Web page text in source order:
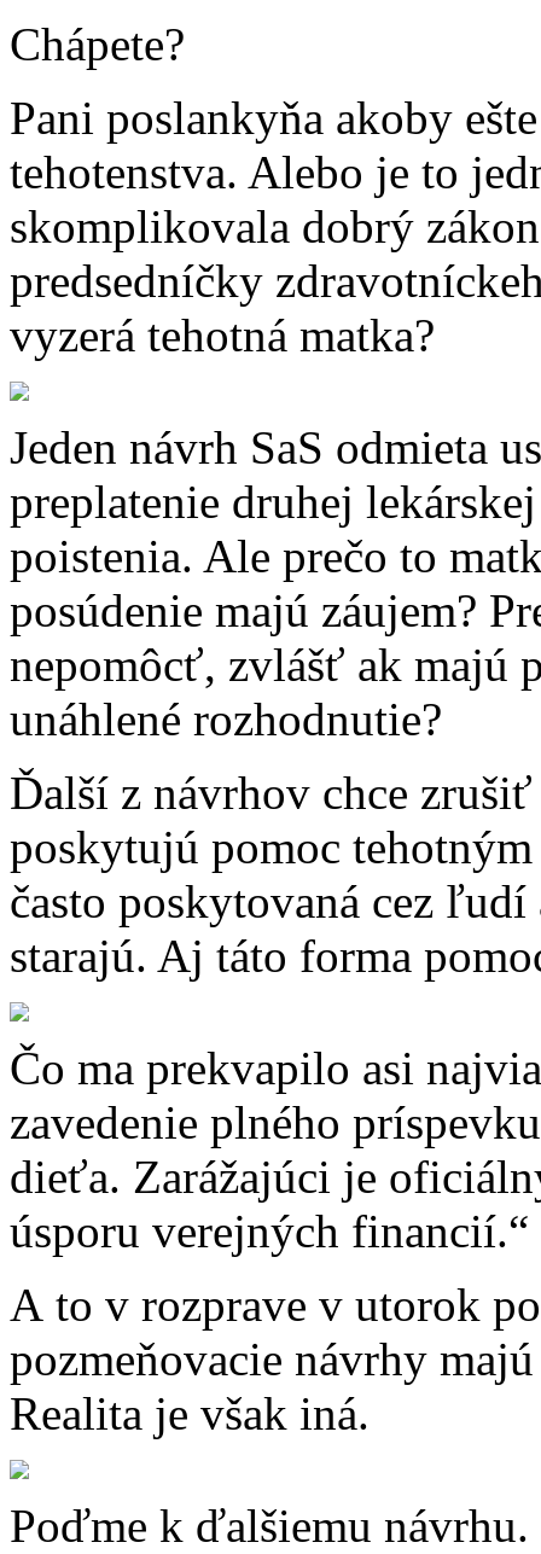
Chápete?
Pani poslankyňa akoby
tehotenstva. Alebo je to
skomplikovala dobrý
predsedníčky
vyzerá tehotná matka?
Jeden návrh SaS odmieta
preplatenie druhej
poistenia. Ale prečo to
posúdenie majú záujem?
nepomôcť, zvlášť ak majú
unáhlené rozhodnutie?
Ďalší z návrhov chce
poskytujú pomoc
často poskytovaná cez ľudí
starajú. Aj táto forma
Čo ma prekvapilo asi
zavedenie plného
dieťa. Zarážajúci je
úsporu verejných financií.“
A to v rozprave v utorok
pozmeňovacie návrhy
Realita je však iná.
Poďme k ďalšiemu návrhu.